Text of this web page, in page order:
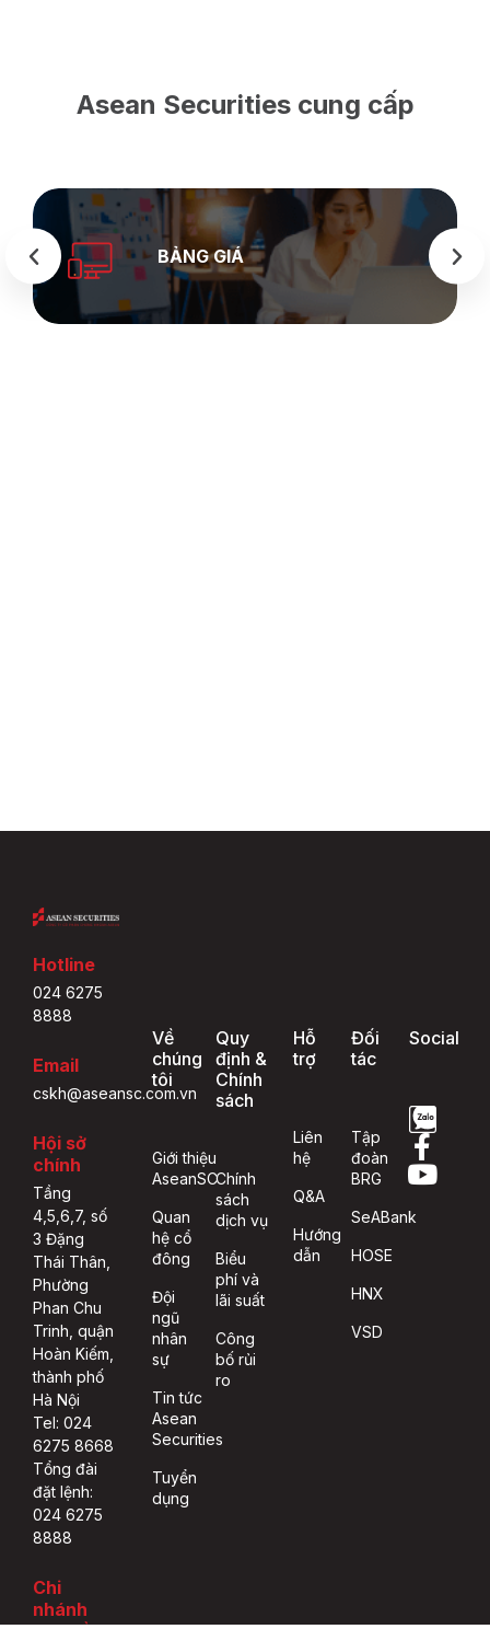
Asean Securities cung cấp
BẢNG GIÁ
Hotline
024 6275
8888
Email
cskh@aseansc.com.vn
Hội sở
chính
Tầng
4,5,6,7, số
3 Đặng
Thái Thân,
Phường
Phan Chu
Trinh, quận
Hoàn Kiếm,
thành phố
Hà Nội
Tel: 024
6275 8668
Tổng đài
đặt lệnh:
024 6275
8888
Chi
nhánh
Về
chúng
tôi
Giới thiệu
AseanSC
Quan
hệ cổ
đông
Đội
ngũ
nhân
sự
Tin tức
Asean
Securities
Tuyển
dụng
Quy
định &
Chính
sách
Chính
sách
dịch vụ
Biểu
phí và
lãi suất
Công
bố rủi
ro
Hỗ
trợ
Liên
hệ
Q&A
Hướng
dẫn
Đối
tác
Tập
đoàn
BRG
SeABank
HOSE
HNX
VSD
Social